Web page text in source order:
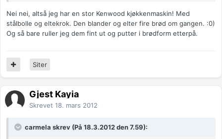
Nei nei, altså jeg har en stor Kenwood kjøkkenmaskin! Med
stålbolle og eltekrok. Den blander og elter fire brød om gangen. :0)
Og så bare ruller jeg dem fint ut og putter i brødform etterpå.
Siter
Gjest Kayia
Skrevet 18. mars 2012
carmela skrev (På 18.3.2012 den 7.59):